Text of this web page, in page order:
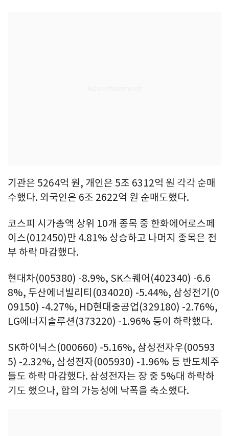
기관은 5264억 원, 개인은 5조 6312억 원 각각 순매
수했다. 외국인은 6조 2622억 원 순매도했다.
코스피 시가총액 상위 10개 종목 중 한화에어로스페
이스(012450)만 4.81% 상승하고 나머지 종목은 전
부 하락 마감했다.
현대차(005380) -8.9%, SK스퀘어(402340) -6.6
8%, 두산에너빌리티(034020) -5.44%, 삼성전기(0
09150) -4.27%, HD현대중공업(329180) -2.76%,
LG에너지솔루션(373220) -1.96% 등이 하락했다.
SK하이닉스(000660) -5.16%, 삼성전자우(00593
5) -2.32%, 삼성전자(005930) -1.96% 등 반도체주
들도 하락 마감했다. 삼성전자는 장 중 5%대 하락하
기도 했으나, 합의 가능성에 낙폭을 축소했다.